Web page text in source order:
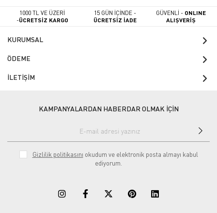
1000 TL VE ÜZERİ
-ÜCRETSİZ KARGO
15 GÜN İÇİNDE -
ÜCRETSİZ İADE
GÜVENLİ - ONLINE
ALIŞVERİŞ
KURUMSAL
ÖDEME
İLETİŞİM
KAMPANYALARDAN HABERDAR OLMAK İÇİN
Gizlilik politikasını okudum ve elektronik posta almayı kabul
ediyorum.